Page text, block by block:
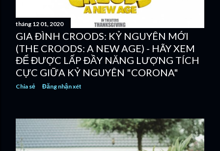
tháng 12 01, 2020
GIA ĐÌNH CROODS: KỶ NGUYÊN MỚI
(THE CROODS: A NEW AGE) - HÃY XEM
ĐỂ ĐƯỢC LẤP ĐẦY NĂNG LƯỢNG TÍCH
CỰC GIỮA KỶ NGUYÊN "CORONA"
Chia sẻ Đăng nhận xét